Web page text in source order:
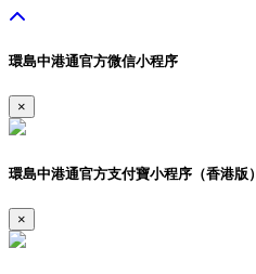
環島中港通官方微信小程序
×
環島中港通官方支付寶小程序（香港版）
×